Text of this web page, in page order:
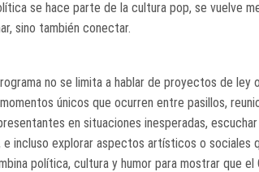
se hace parte de la cultura pop, se vuelve
sino también conectar.
no se limita a hablar de proyectos de ley
únicos que ocurren entre pasillos,
en situaciones inesperadas,
incluso explorar aspectos artísticos o sociales
política, cultura y humor para mostrar que